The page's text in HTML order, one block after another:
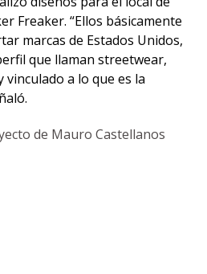
Freaker. “Ellos básicamente
marcas de Estados Unidos,
que llaman streetwear,
a lo que es la